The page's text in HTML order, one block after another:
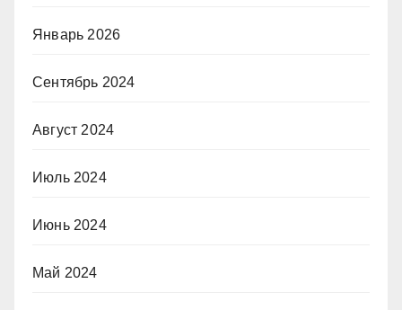
Январь 2026
Сентябрь 2024
Август 2024
Июль 2024
Июнь 2024
Май 2024